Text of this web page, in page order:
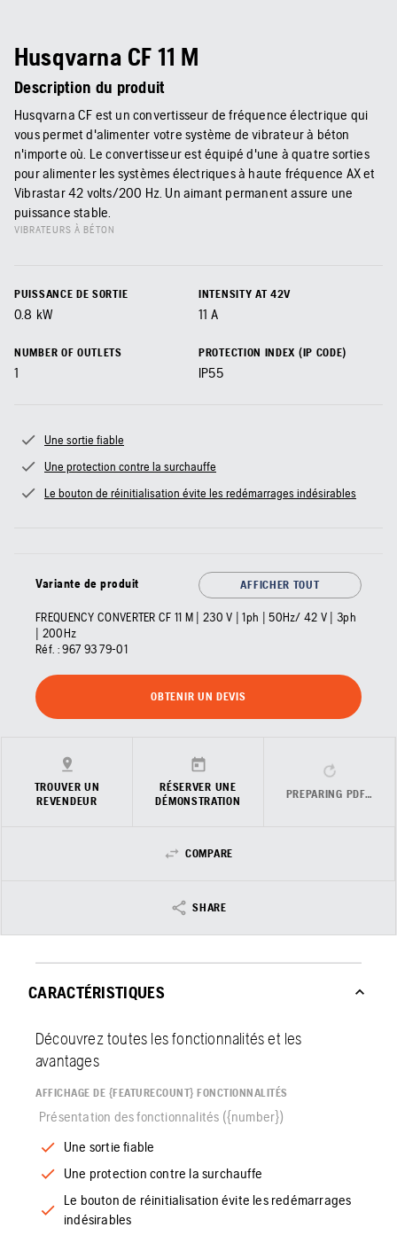
Husqvarna CF 11 M
Description du produit
Husqvarna CF est un convertisseur de fréquence électrique qui
vous permet d'alimenter votre système de vibrateur à béton
n'importe où. Le convertisseur est équipé d'une à quatre sorties
pour alimenter les systèmes électriques à haute fréquence AX et
Vibrastar 42 volts/200 Hz. Un aimant permanent assure une
puissance stable.
VIBRATEURS À BÉTON
PUISSANCE DE SORTIE
0.8 kW
INTENSITY AT 42V
11 A
NUMBER OF OUTLETS
1
PROTECTION INDEX (IP CODE)
IP55
Une sortie fiable
Une protection contre la surchauffe
Le bouton de réinitialisation évite les redémarrages indésirables
Variante de produit AFFICHER TOUT
FREQUENCY CONVERTER CF 11 M | 230 V | 1ph | 50Hz/ 42 V | 3ph
| 200Hz
Réf. : 967 93 79‑01
OBTENIR UN DEVIS
TROUVER UN
REVENDEUR
RÉSERVER UNE
DÉMONSTRATION
PREPARING PDF…
COMPARE
SHARE
CARACTÉRISTIQUES
Découvrez toutes les fonctionnalités et les
avantages
AFFICHAGE DE {FEATURECOUNT} FONCTIONNALITÉS
Présentation des fonctionnalités ({number})
Une sortie fiable
Une protection contre la surchauffe
Le bouton de réinitialisation évite les redémarrages
indésirables